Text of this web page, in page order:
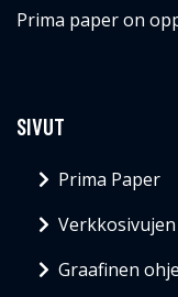
Prima paper on
SIVUT
Prima Paper
Graafinen